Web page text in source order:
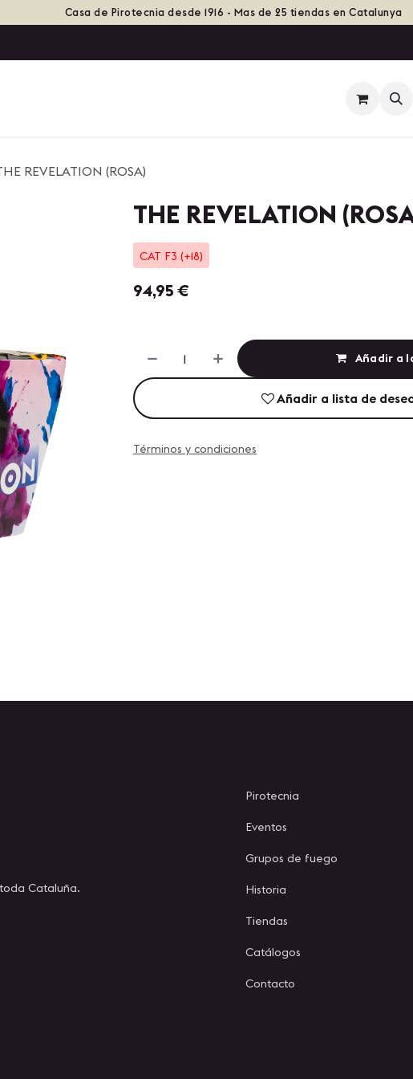
Casa de Pirotecnia desde 1916 - Mas de 25 tiendas en Catalunya
REVELATION (ROSA)
THE REVELATION
CAT F3 (+18)
94,95 €
Añadir a
Añadir a lista de
Términos y condiciones
Cataluña.
Pirotecnia
Eventos
Grupos de fuego
Historia
Tiendas
Catálogos
Contacto